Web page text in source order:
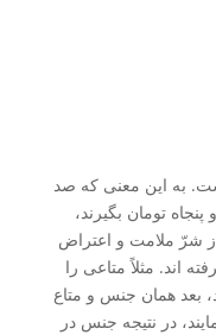
به این معنی که صد
تومان بگیرند،
شرّ ملامت و اعتراض
اند. مثلاً متاعی را
همان جنس و متاع
در نتیجه جنس در